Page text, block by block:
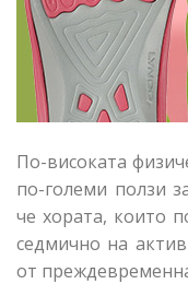
По-високата
по-големи ползи
че хората, които
седмично на
от